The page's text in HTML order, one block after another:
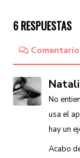
6 RESPUESTAS
No
usa el
hay un
Acabo